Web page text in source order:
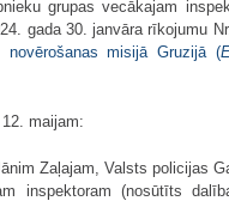
grupas vecākajam
gada 30. janvāra rīkojumu
novērošanas misijā Gruzijā (
maijam:
Zaļajam, Valsts policijas
inspektoram (nosūtīts